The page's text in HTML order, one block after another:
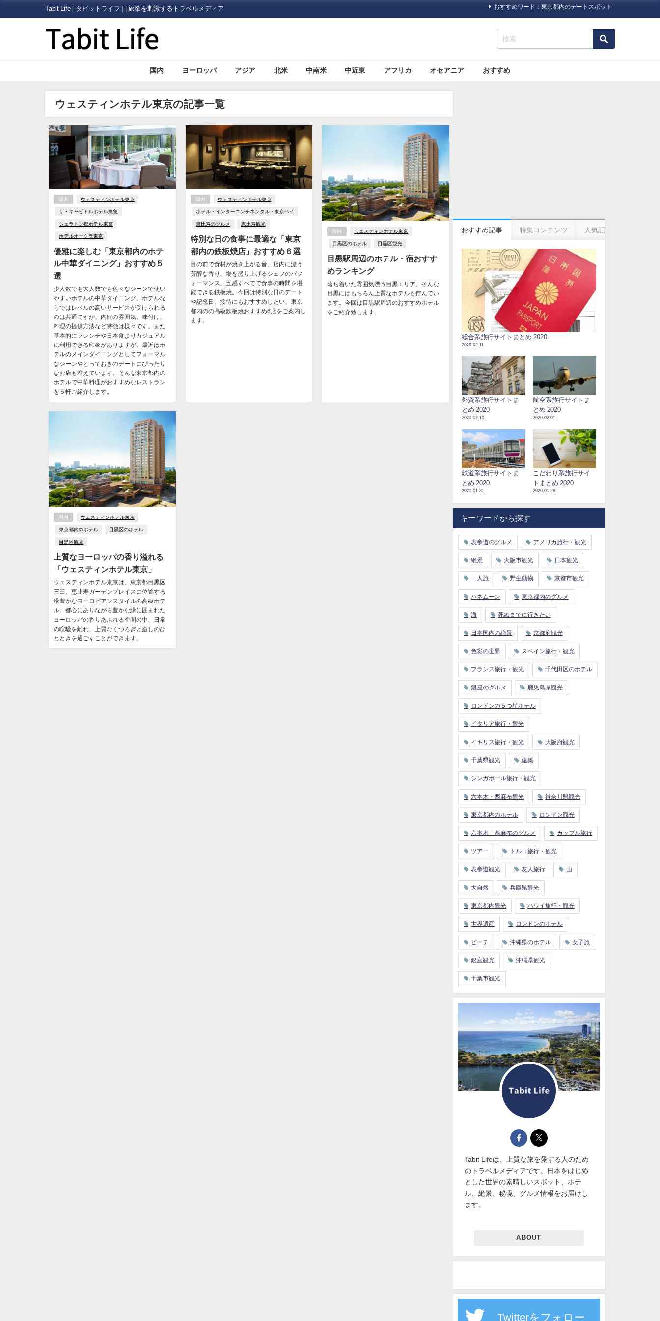
Tabit Life [ タビットライフ ] | 旅欲を刺激するトラベルメディア おすすめワード：東京都内のデートスポット
国内 ヨーロッパ アジア 北米 中南米 中近東 アフリカ オセアニア おすすめ
ウェスティンホテル東京の記事一覧
国内 ウェスティンホテル東京
ザ・キャピトルホテル東急
シェラトン都ホテル東京
ホテルオークラ東京
優雅に楽しむ「東京都内のホテ
ル中華ダイニング」おすすめ５
選
少人数でも大人数でも色々なシーンで使い
やすいホテルの中華ダイニング。ホテルな
らではレベルの高いサービスが受けられる
のは共通ですが、内観の雰囲気、味付け、
料理の提供方法など特徴は様々です。また
基本的にフレンチや日本食よりカジュアル
に利用できる印象がありますが、最近はホ
テルのメインダイニングとしてフォーマル
なシーンやとっておきのデートにぴったり
なお店も増えています。そんな東京都内の
ホテルで中華料理がおすすめなレストラン
を５軒ご紹介します。
国内 ウェスティンホテル東京
ホテル・インターコンチネンタル・東京ベイ
恵比寿のグルメ 恵比寿観光
特別な日の食事に最適な「東京
都内の鉄板焼店」おすすめ６選
目の前で食材が焼き上がる音、店内に漂う
芳醇な香り、場を盛り上げるシェフのパフ
ォーマンス、五感すべてで食事の時間を堪
能できる鉄板焼。今回は特別な日のデート
や記念日、接待にもおすすめしたい、東京
都内のの高級鉄板焼おすすめ6店をご案内し
ます。
国内 ウェスティンホテル東京
目黒区のホテル 目黒区観光
目黒駅周辺のホテル・宿おすす
めランキング
落ち着いた雰囲気漂う目黒エリア。そんな
目黒にはもちろん上質なホテルも佇んでい
ます。今回は目黒駅周辺のおすすめホテル
をご紹介致します。
国内 ウェスティンホテル東京
東京都内のホテル 目黒区のホテル
目黒区観光
上質なヨーロッパの香り溢れる
「ウェスティンホテル東京」
ウェスティンホテル東京は、東京都目黒区
三田、恵比寿ガーデンプレイスに位置する
緑豊かなヨーロピアンスタイルの高級ホテ
ル。都心にありながら豊かな緑に囲まれた
ヨーロッパの香りあふれる空間の中、日常
の喧騒を離れ、上質なくつろぎと癒しのひ
とときを過ごすことができます。
おすすめ記事 特集コンテンツ 人気記事
総合系旅行サイトまとめ 2020
2020.02.11
外資系旅行サイトま
とめ 2020
2020.02.10
航空系旅行サイトま
とめ 2020
2020.02.01
鉄道系旅行サイトま
とめ 2020
2020.01.31
こだわり系旅行サイ
トまとめ 2020
2020.01.28
キーワードから探す
表参道のグルメ アメリカ旅行・観光
絶景 大阪市観光 日本観光
一人旅 野生動物 京都市観光
ハネムーン 東京都内のグルメ
海 死ぬまでに行きたい
日本国内の絶景 京都府観光
色彩の世界 スペイン旅行・観光
フランス旅行・観光 千代田区のホテル
銀座のグルメ 鹿児島県観光
ロンドンの５つ星ホテル
イタリア旅行・観光
イギリス旅行・観光 大阪府観光
千葉県観光 建築
シンガポール旅行・観光
六本木・西麻布観光 神奈川県観光
東京都内のホテル ロンドン観光
六本木・西麻布のグルメ カップル旅行
ツアー トルコ旅行・観光
表参道観光 友人旅行 山
大自然 兵庫県観光
東京都内観光 ハワイ旅行・観光
世界遺産 ロンドンのホテル
ビーチ 沖縄県のホテル 女子旅
銀座観光 沖縄県観光
千葉市観光
Tabit Lifeは、上質な旅を愛する人のため
のトラベルメディアです。日本をはじめ
とした世界の素晴しいスポット、ホテ
ル、絶景、秘境、グルメ情報をお届けし
ます。
ABOUT
Twitterをフォロー